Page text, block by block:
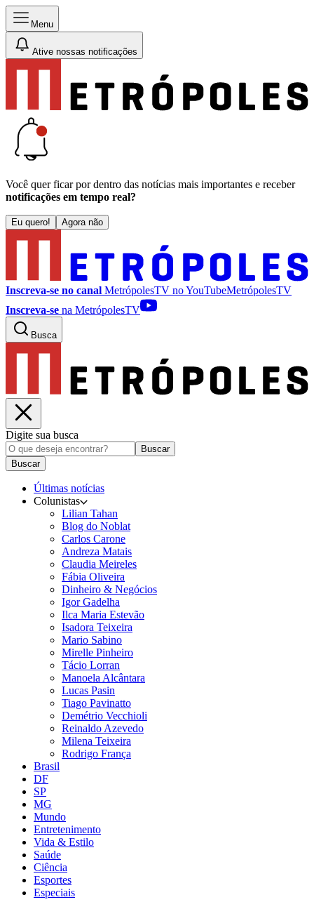
Menu
Ative nossas notificações
Você quer ficar por dentro das notícias mais importantes e receber
notificações em tempo real?
Eu quero! Agora não
Inscreva-se no canal MetrópolesTV noYouTubeMetrópolesTV
Inscreva-se na MetrópolesTV
Busca
Digite sua busca
Buscar
Buscar
Últimas notícias
Colunistas
Lilian Tahan
Blog do Noblat
Carlos Carone
Andreza Matais
Claudia Meireles
Fábia Oliveira
Dinheiro & Negócios
Igor Gadelha
Ilca Maria Estevão
Isadora Teixeira
Mario Sabino
Mirelle Pinheiro
Tácio Lorran
Manoela Alcântara
Lucas Pasin
Tiago Pavinatto
Demétrio Vecchioli
Reinaldo Azevedo
Milena Teixeira
Rodrigo França
Brasil
DF
SP
MG
Mundo
Entretenimento
Vida & Estilo
Saúde
Ciência
Esportes
Especiais